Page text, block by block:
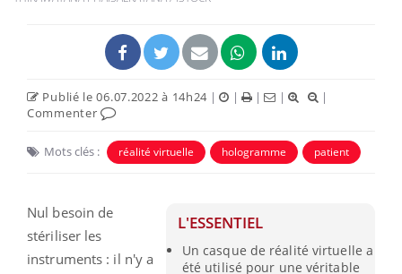
Publié le 06.07.2022 à 14h24 | | | |
|
Commenter
Mots clés : réalité virtuelle hologramme patient
L'ESSENTIEL
Un casque de réalité virtuelle a
été utilisé pour une véritable
Nul besoin de
stériliser les
instruments : il n'y a